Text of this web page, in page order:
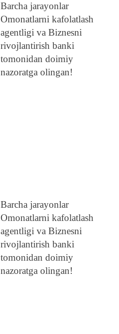
Barcha jarayonlar
Omonatlarni kafolatlash
agentligi va Biznesni
rivojlantirish banki
tomonidan doimiy
nazoratga olingan!
Barcha jarayonlar
Omonatlarni kafolatlash
agentligi va Biznesni
rivojlantirish banki
tomonidan doimiy
nazoratga olingan!